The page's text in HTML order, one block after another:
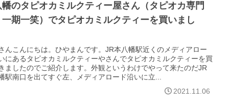
のタピオカミルクティー屋さん（タピオカ専門
期一笑）でタピオカミルクティーを買いまし
んこんにちは。ひやまんです。JR本八幡駅近くのメディアロー
にあるタピオカミルクティーやさんでタピオカミルクティーを買
ましたのでご紹介します。外観というわけでやって来たのだJR
駅南口を出てすぐ左、メディアロード沿いに立...
2021.11.06